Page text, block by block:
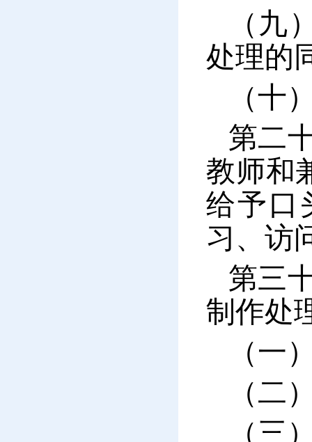
（九
处理的
（十
第二
教师和
给予口
习、访
第三
制作处
（一
（二
（三